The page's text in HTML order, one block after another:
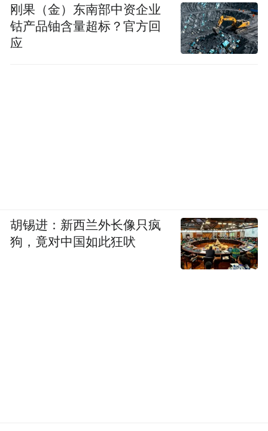
刚果（金）东南部中资企业
钴产品铀含量超标？官方回
应
胡锡进：新西兰外长像只疯
狗，竟对中国如此狂吠